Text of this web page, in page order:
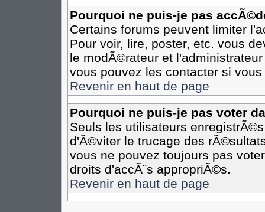
Pourquoi ne puis-je pas
Certains forums peuvent limiter
Pour voir, lire, poster, etc. vous
le modÃ©rateur et
vous pouvez les contacter si
Revenir en haut de page
Pourquoi ne puis-je pas voter
Seuls les utilisateurs
d'Ã©viter le trucage des
vous ne pouvez toujours pas
droits d'accÃ¨s appropriÃ©s.
Revenir en haut de page